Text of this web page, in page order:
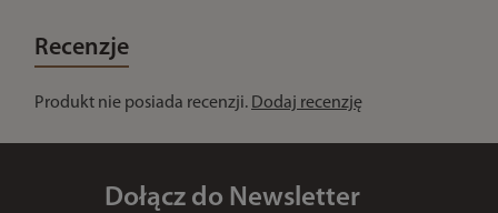
Recenzje
Produkt nie posiada recenzji. Dodaj recenzję
Dołącz do Newsletter